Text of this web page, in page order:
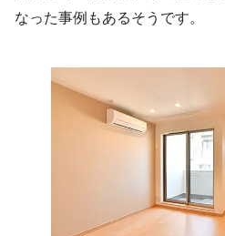
なった事例もあるそうです。